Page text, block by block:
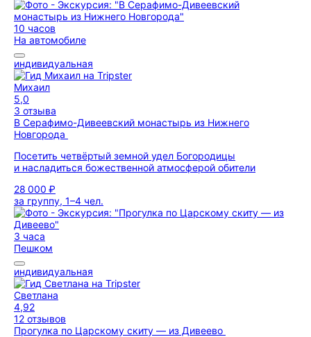
10 часов
На автомобиле
индивидуальная
Михаил
5,0
3 отзыва
В Серафимо-Дивеевский монастырь из Нижнего
Новгорода
Посетить четвёртый земной удел Богородицы
и насладиться божественной атмосферой обители
28 000 ₽
за группу, 1–4 чел.
3 часа
Пешком
индивидуальная
Светлана
4,92
12 отзывов
Прогулка по Царскому скиту — из Дивеево